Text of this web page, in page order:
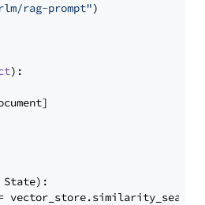
rag-prompt")
):
):